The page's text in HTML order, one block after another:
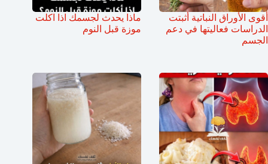
أقوى الأوراق النباتية أثبتت
الدراسات فعاليتها في دعم
الجسم
ماذا يحدث لجسمك اذا اكلت
موزة قبل النوم